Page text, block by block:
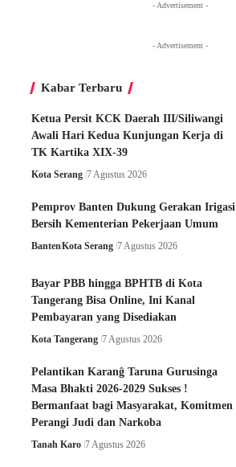
- Advertisement -
- Advertisement -
Kabar Terbaru
Ketua Persit KCK Daerah III/Siliwangi
Awali Hari Kedua Kunjungan Kerja di
TK Kartika XIX-39
Kota Serang 7 Agustus 2026
Pemprov Banten Dukung Gerakan Irigasi
Bersih Kementerian Pekerjaan Umum
BantenKota Serang 7 Agustus 2026
Bayar PBB hingga BPHTB di Kota
Tangerang Bisa Online, Ini Kanal
Pembayaran yang Disediakan
Kota Tangerang 7 Agustus 2026
Pelantikan Karanĝ Taruna Gurusinga
Masa Bhakti 2026-2029 Sukses !
Bermanfaat bagi Masyarakat, Komitmen
Perangi Judi dan Narkoba
Tanah Karo 7 Agustus 2026